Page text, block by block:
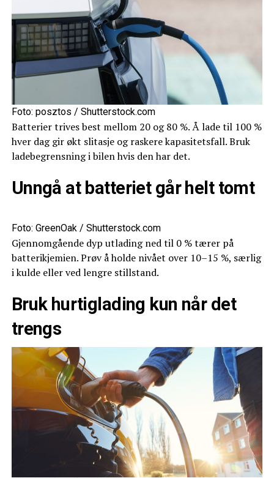
Foto: posztos / Shutterstock.com
Batterier trives best mellom 20 og 80 %. Å lade til 100 %
hver dag gir økt slitasje og raskere kapasitetsfall. Bruk
ladebegrensning i bilen hvis den har det.
Unngå at batteriet går helt tomt
Foto: GreenOak / Shutterstock.com
Gjennomgående dyp utlading ned til 0 % tærer på
batterikjemien. Prøv å holde nivået over 10–15 %, særlig
i kulde eller ved lengre stillstand.
Bruk hurtiglading kun når det
trengs